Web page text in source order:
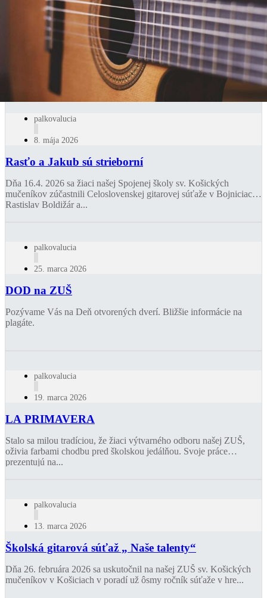
palkovalucia
8. mája 2026
Rasťo a Jakub sú strieborní
Dňa 16.4. 2026 sa žiaci našej Spojenej školy sv. Košických
mučeníkov zúčastnili Celoslovenskej gitarovej súťaže v Bojniciach.
Rastislav Boldižár a...
palkovalucia
25. marca 2026
DOD na ZUŠ
Pozývame Vás na Deň otvorených dverí. Bližšie informácie na
plagáte.
palkovalucia
19. marca 2026
LA PRIMAVERA
Stalo sa milou tradíciou, že žiaci výtvarného odboru našej ZUŠ,
oživia farbami chodbu pred školskou jedálňou. Svoje práce
prezentujú na...
palkovalucia
13. marca 2026
Školská gitarová súťaž „ Naše talenty“
Dňa 26. februára 2026 sa uskutočnil na našej ZUŠ sv. Košických
mučeníkov v Košiciach v poradí už ôsmy ročník súťaže v hre...